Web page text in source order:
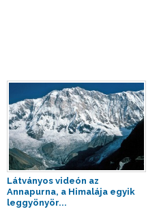
Látványos videón az
Annapurna, a Himalája egyik
leggyönyör...